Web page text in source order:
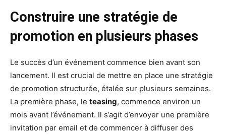
Construire une stratégie de
promotion en plusieurs phases
Le succès d’un événement commence bien avant son
lancement. Il est crucial de mettre en place une stratégie
de promotion structurée, étalée sur plusieurs semaines.
La première phase, le teasing, commence environ un
mois avant l’événement. Il s’agit d’envoyer une première
invitation par email et de commencer à diffuser des